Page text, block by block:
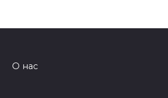
О нас